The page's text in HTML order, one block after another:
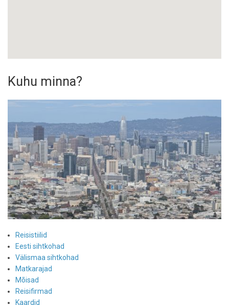
Kuhu minna?
Reisistiilid
Eesti sihtkohad
Välismaa sihtkohad
Matkarajad
Mõisad
Reisifirmad
Kaardid